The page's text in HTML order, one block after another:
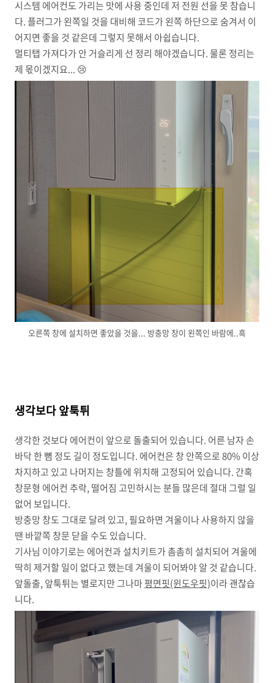
시스템 에어컨도 가리는 맛에 사용 중인데 저 전원 선을 못 참습니
다. 플러그가 왼쪽일 것을 대비해 코드가 왼쪽 하단으로 숨겨서 이
어지면 좋을 것 같은데 그렇지 못해서 아쉽습니다.
멀티탭 가져다가 안 거슬리게 선 정리 해야겠습니다. 물론 정리는
제 몫이겠지요... 😢
오른쪽 창에 설치하면 좋았을 것을... 방충망 창이 왼쪽인 바람에..흑
생각보다 앞툭튀
생각한 것보다 에어컨이 앞으로 돌출되어 있습니다. 어른 남자 손
바닥 한 뼘 정도 길이 정도입니다. 에어컨은 창 안쪽으로 80% 이상
차지하고 있고 나머지는 창틀에 위치해 고정되어 있습니다. 간혹
창문형 에어컨 추락, 떨어짐 고민하시는 분들 많은데 절대 그럴 일
없어 보입니다.
방충망 창도 그대로 달려 있고, 필요하면 겨울이나 사용하지 않을
땐 바깥쪽 창문 닫을 수도 있습니다.
기사님 이야기로는 에어컨과 설치키트가 촘촘히 설치되어 겨울에
딱히 제거할 일이 없다고 했는데 겨울이 되어봐야 알 것 같습니다.
앞돌출, 앞툭튀는 별로지만 그나마평면핏(윈도우핏)이라 괜찮습
니다.